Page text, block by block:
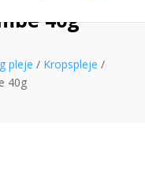
40g
pleje / Kropspleje /
40g